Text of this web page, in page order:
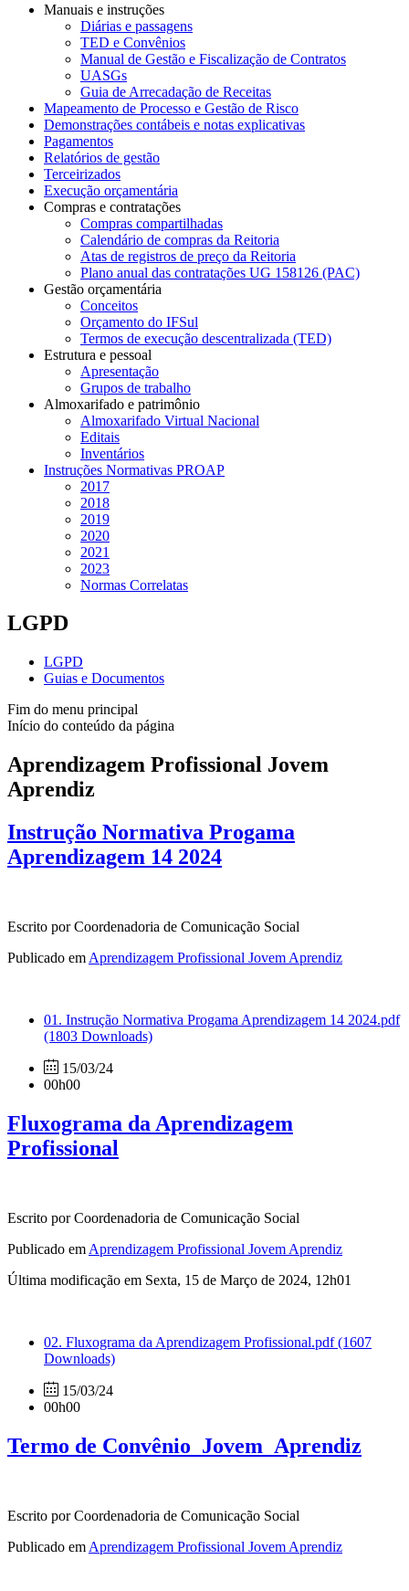
Manuais e instruções
Diárias e passagens
TED e Convênios
Manual de Gestão e Fiscalização de Contratos
UASGs
Guia de Arrecadação de Receitas
Mapeamento de Processo e Gestão de Risco
Demonstrações contábeis e notas explicativas
Pagamentos
Relatórios de gestão
Terceirizados
Execução orçamentária
Compras e contratações
Compras compartilhadas
Calendário de compras da Reitoria
Atas de registros de preço da Reitoria
Plano anual das contratações UG 158126 (PAC)
Gestão orçamentária
Conceitos
Orçamento do IFSul
Termos de execução descentralizada (TED)
Estrutura e pessoal
Apresentação
Grupos de trabalho
Almoxarifado e patrimônio
Almoxarifado Virtual Nacional
Editais
Inventários
Instruções Normativas PROAP
2017
2018
2019
2020
2021
2023
Normas Correlatas
LGPD
LGPD
Guias e Documentos
Fim do menu principal
Início do conteúdo da página
Aprendizagem Profissional Jovem
Aprendiz
Instrução Normativa Progama
Aprendizagem 14 2024
Escrito por Coordenadoria de Comunicação Social
Publicado em Aprendizagem Profissional Jovem Aprendiz
01. Instrução Normativa Progama Aprendizagem 14 2024.pdf
(1803 Downloads)
15/03/24
00h00
Fluxograma da Aprendizagem
Profissional
Escrito por Coordenadoria de Comunicação Social
Publicado em Aprendizagem Profissional Jovem Aprendiz
Última modificação em Sexta, 15 de Março de 2024, 12h01
02. Fluxograma da Aprendizagem Profissional.pdf(1607
Downloads)
15/03/24
00h00
Termo de Convênio_Jovem_Aprendiz
Escrito por Coordenadoria de Comunicação Social
Publicado em Aprendizagem Profissional Jovem Aprendiz